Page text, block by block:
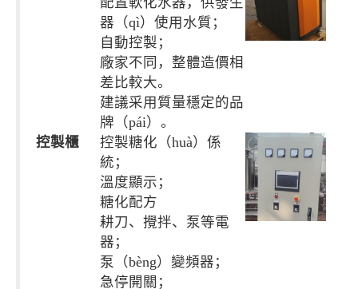
器（qì）使用水質；
自動控製；
廠家不同，整體造價相
差比較大。
建議采用質量穩定的品
牌（pái）。
控製櫃
控製糖化（huà）係
統；
溫度顯示；
糖化配方
耕刀、攪拌、泵等電
器；
泵（bèng）變頻器；
急停開關；